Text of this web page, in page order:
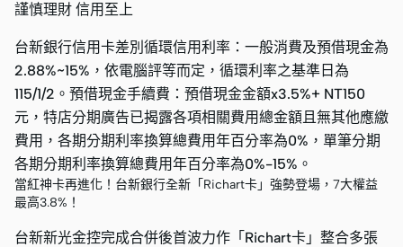
謹慎理財 信用至上
台新銀行信用卡差別循環信用利率：一般消費及預借現金為
2.88%~15%，依電腦評等而定，循環利率之基準日為
115/1/2。預借現金手續費：預借現金金額x3.5%+ NT150
元，特店分期廣告已揭露各項相關費用總金額且無其他應繳
費用，各期分期利率換算總費用年百分率為0%，單筆分期
各期分期利率換算總費用年百分率為0%-15%。
當紅神卡再進化！台新銀行全新「Richart卡」強勢登場，7大權益
最高3.8%！
台新新光金控完成合併後首波力作「Richart卡」整合多張